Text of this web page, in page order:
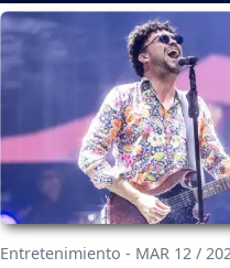
Entretenimiento - MAR 12 /